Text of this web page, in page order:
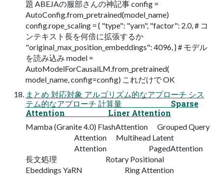
題 ABEJAの服部さんの神記事 config =
AutoConfig.from_pretrained(model_name)
config.rope_scaling = { "type": "yarn", "factor": 2.0, # コ
ンテキスト長を何倍に拡張するか
"original_max_position_embeddings": 4096, } # モデル
を読み込み model =
AutoModelForCausalLM.from_pretrained(
model_name, config=config) これだけで OK
まとめ 対応対象 アルゴリズム的なアプローチ シス
テム的なアプローチ 計算量 Sparse
Attention Liner Attention
Mamba (Granite 4.0) FlashAttention Grouped Query
Attention Multihead Latent
Attention PagedAttention
長文処理 Rotary Positional
Ebeddings YaRN Ring Attention